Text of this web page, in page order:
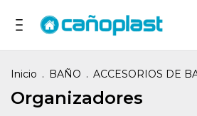
Inicio . BAÑO . ACCESORIOS DE
Organizadores